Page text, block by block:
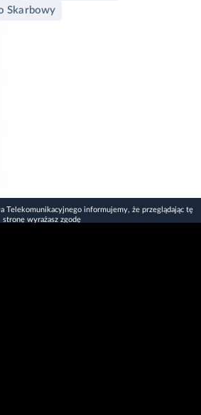
Skarbowy
Telekomunikacyjnego informujemy, że przeglądając tę
stronę wyrażasz zgodę